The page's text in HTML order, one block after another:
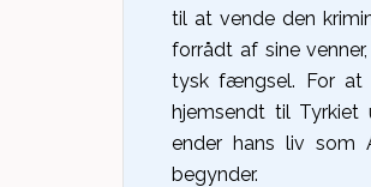
til at vende den
forrådt af sine
tysk fængsel. For at
hjemsendt til Tyrkiet
ender hans liv som
begynder.